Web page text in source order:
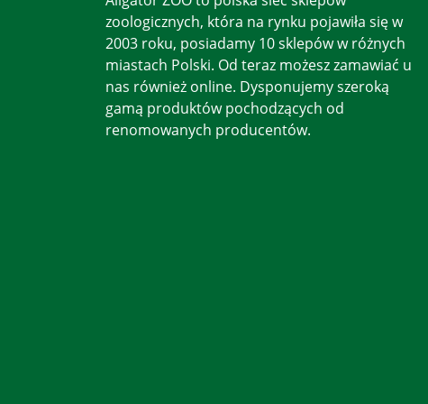
zoologicznych, która na rynku pojawiła się w
2003 roku, posiadamy 10 sklepów w różnych
miastach Polski. Od teraz możesz zamawiać u
nas również online. Dysponujemy szeroką
gamą produktów pochodzących od
renomowanych producentów.